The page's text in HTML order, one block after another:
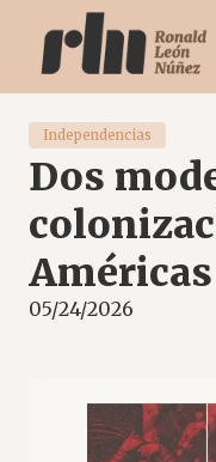
Independencias
Dos
Américas
05/24/2026